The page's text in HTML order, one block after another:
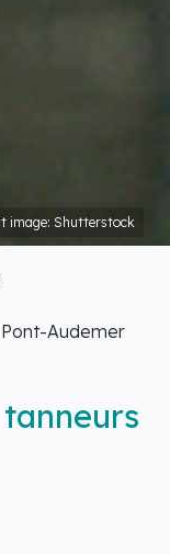
image: Shutterstock
Pont-Audemer